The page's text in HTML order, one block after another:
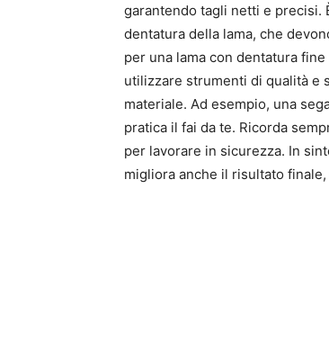
garantendo tagli netti e precisi.
dentatura della lama, che
per una lama con dentatura
utilizzare strumenti di qualità e
materiale. Ad esempio, una
pratica il fai da te. Ricorda
per lavorare in sicurezza. In
migliora anche il risultato